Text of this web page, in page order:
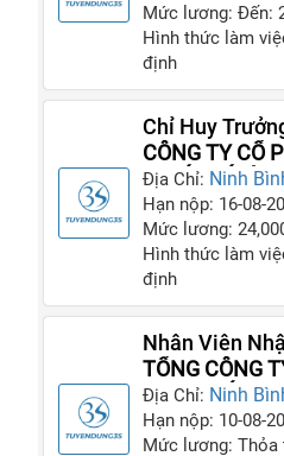
Mức lương: Đến:
Hình thức làm
định
Chỉ Huy
CÔNG TY CỔ
THIẾT KẾ VÀ
HOÀNG
Địa Chỉ: Ninh
Hạn nộp: 16-08-
Mức lương:
Hình thức làm
định
Nhân Viên
Nhất
TỔNG CÔNG
DỰNG SỐ 1 -
Địa Chỉ: Ninh
Hạn nộp: 10-08-
Mức lương: Thỏa